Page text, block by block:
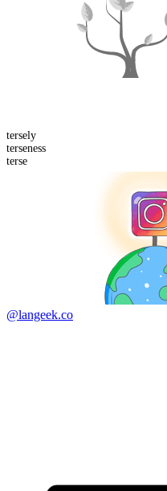
tersely
terseness
terse
@langeek.co